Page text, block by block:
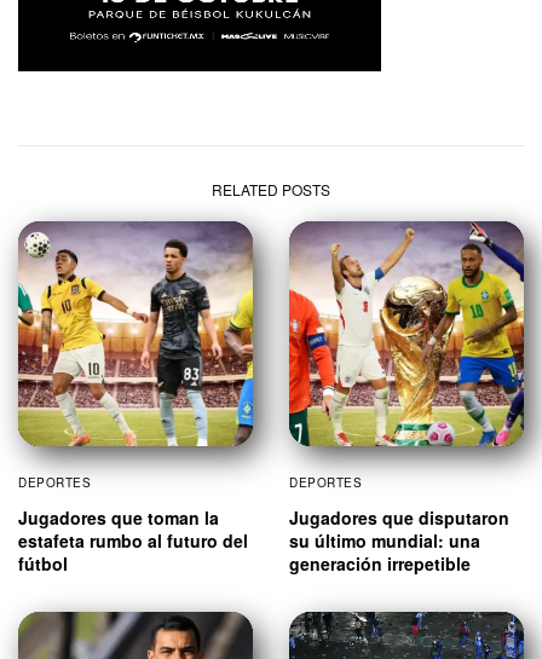
RELATED POSTS
DEPORTES
Jugadores que toman la
estafeta rumbo al futuro del
fútbol
DEPORTES
Jugadores que disputaron
su último mundial: una
generación irrepetible